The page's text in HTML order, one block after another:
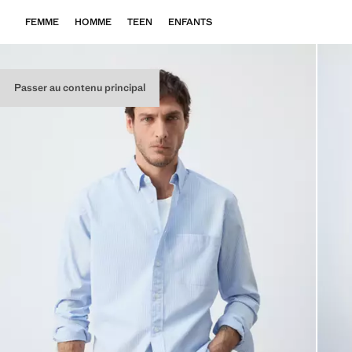
Passer au contenu principal
FEMME HOMME TEEN ENFANTS